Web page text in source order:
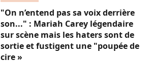
"On n’entend pas sa voix derrière
son..." : Mariah Carey légendaire
sur scène mais les haters sont de
sortie et fustigent une "poupée de
cire »